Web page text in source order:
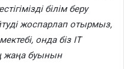
білім беру
жоспарлап отырмыз,
онда біз IT
жаңа буынын